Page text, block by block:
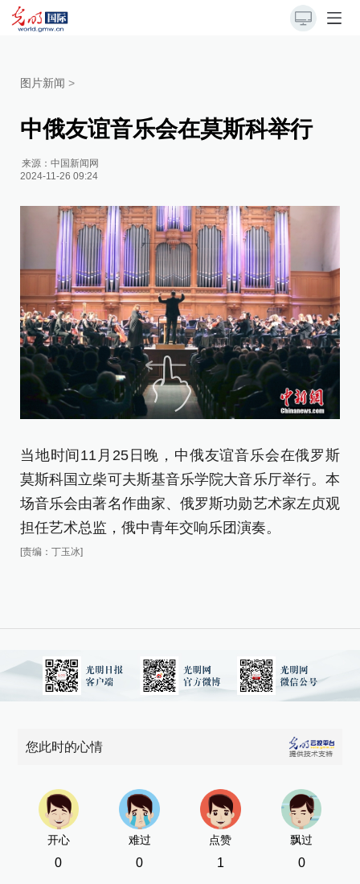
图片新闻 >
中俄友谊音乐会在莫斯科举行
来源：中国新闻网
2024-11-26 09:24
当地时间11月25日晚，中俄友谊音乐会在俄罗斯
莫斯科国立柴可夫斯基音乐学院大音乐厅举行。本
场音乐会由著名作曲家、俄罗斯功勋艺术家左贞观
担任艺术总监，俄中青年交响乐团演奏。
[责编：丁玉冰]
您此时的心情
开心
0
难过
0
点赞
1
飘过
0